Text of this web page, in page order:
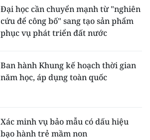
Đại học cần chuyển mạnh từ "nghiên
cứu để công bố" sang tạo sản phẩm
phục vụ phát triển đất nước
Ban hành Khung kế hoạch thời gian
năm học, áp dụng toàn quốc
Xác minh vụ bảo mẫu có dấu hiệu
bạo hành trẻ mầm non